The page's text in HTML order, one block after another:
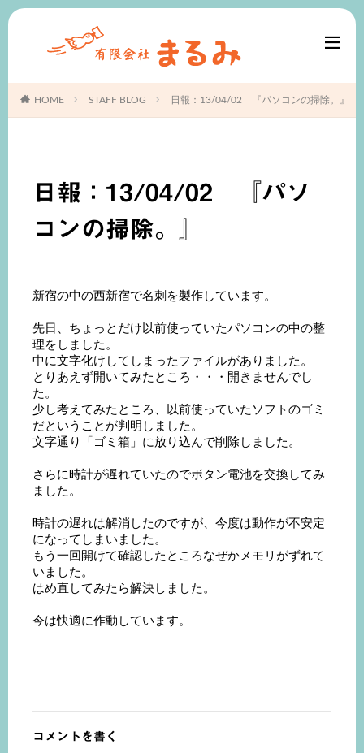
HOME STAFF BLOG 日報：13/04/02 『パソコンの掃除。』
日報：13/04/02 『パソ
コンの掃除。』
新宿の中の西新宿で名刺を製作しています。
先日、ちょっとだけ以前使っていたパソコンの中の整
理をしました。
中に文字化けしてしまったファイルがありました。
とりあえず開いてみたところ・・・開きませんでし
た。
少し考えてみたところ、以前使っていたソフトのゴミ
だということが判明しました。
文字通り「ゴミ箱」に放り込んで削除しました。
さらに時計が遅れていたのでボタン電池を交換してみ
ました。
時計の遅れは解消したのですが、今度は動作が不安定
になってしまいました。
もう一回開けて確認したところなぜかメモリがずれて
いました。
はめ直してみたら解決しました。
今は快適に作動しています。
コメントを書く